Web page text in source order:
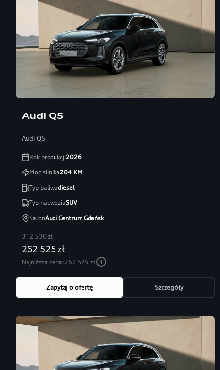
Audi Q5
Audi Q5
Rok produkcji2026
Moc silnika204KM
Typ paliwadiesel
Typ nadwoziaSUV
SalonAudi Centrum Gdańsk
312 530 zł
262 525 zł
Najniższa cena:262 525 zł
Zapytaj o ofertę Szczegóły